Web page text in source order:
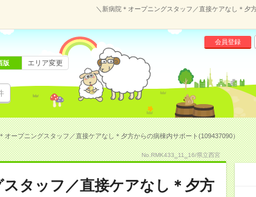
＼新病院＊オープニングスタッフ／直接ケアなし＊夕
会員登録
版 エリア変更
オープニングスタッフ／直接ケアなし＊夕方からの病棟内サポート(109437090）
No.RMK433‗11‗16/県立西宮
タッフ／直接ケアなし＊夕方